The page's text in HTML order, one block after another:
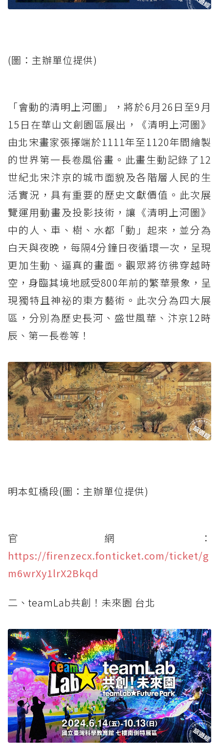
(圖：主辦單位提供)
「會動的清明上河圖」，將於6月26日至9月
15日在華山文創園區展出，《清明上河圖》
由北宋畫家張擇端於1111年至1120年間繪製
的世界第一長卷風俗畫。此畫生動記錄了12
世紀北宋汴京的城市面貌及各階層人民的生
活實況，具有重要的歷史文獻價值。此次展
覽運用動畫及投影技術，讓《清明上河圖》
中的人、車、樹、水都「動」起來，並分為
白天與夜晚，每隔4分鐘日夜循環一次，呈現
更加生動、逼真的畫面。觀眾將彷彿穿越時
空，身臨其境地感受800年前的繁華景象，呈
現獨特且神祕的東方藝術。此次分為四大展
區，分別為歷史長河、盛世風華、汴京12時
辰、第一長卷等！
明本虹橋段(圖：主辦單位提供)
官網：
https://firenzecx.fonticket.com/ticket/g
m6wrXy1lrX2Bkqd
二、teamLab共創！未來園 台北